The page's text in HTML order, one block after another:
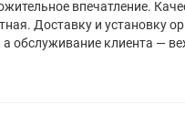
впечатление.
Доставку и установку
а обслуживание клиента —